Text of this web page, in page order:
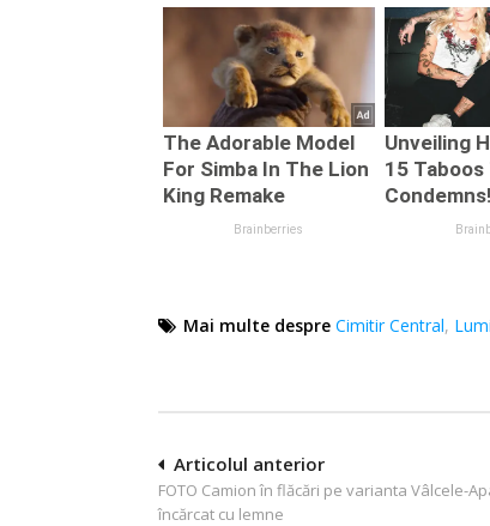
Mai multe despre Cimitir Central,
Navigare
în
Articolul anterior
FOTO Camion în flăcări pe varianta Vâlcele-
încărcat cu lemne